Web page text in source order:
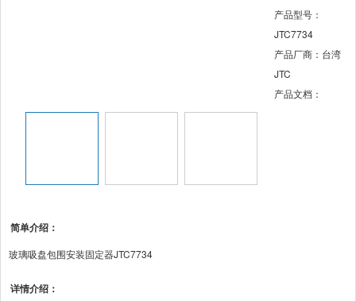
产品型号：
JTC7734
产品厂商：台湾
JTC
产品文档：
简单介绍：
玻璃吸盘包围安装固定器JTC7734
详情介绍：